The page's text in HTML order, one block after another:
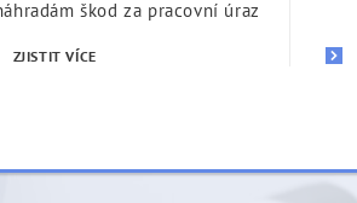
škod za pracovní úraz
ZJISTIT VÍCE